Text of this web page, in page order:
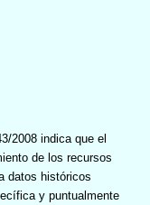
2008 indica que el
de los recursos
datos históricos
y puntualmente